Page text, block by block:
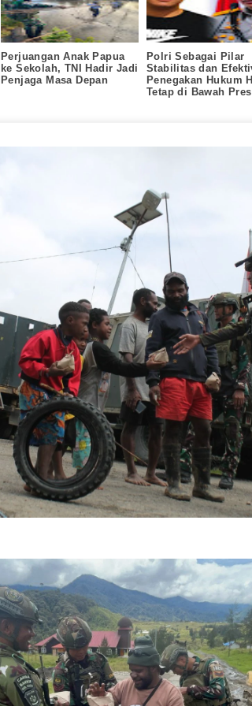
Perjuangan Anak Papua
ke Sekolah, TNI Hadir Jadi
Penjaga Masa Depan
Polri Sebagai Pilar
Stabilitas dan
Penegakan Hukum
Tetap di Bawah